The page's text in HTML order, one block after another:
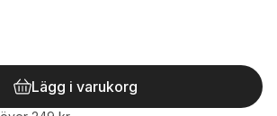
antal röster:
Lägg i varukorg